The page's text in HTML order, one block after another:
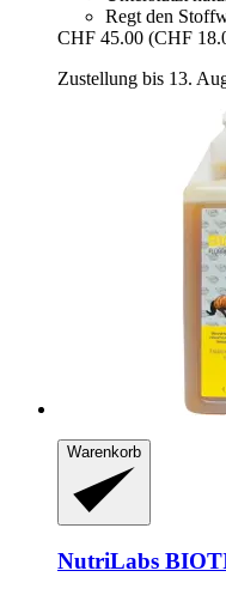
Regt den
CHF 45.00 (CHF
Zustellung bis 13.
Warenkorb
NutriLabs